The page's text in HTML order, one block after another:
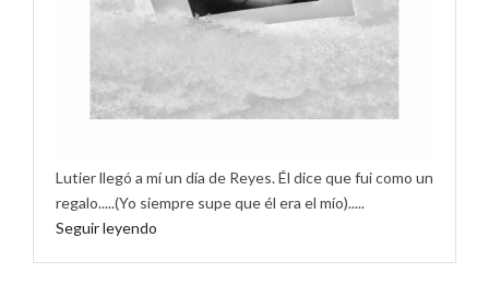
Lutier llegó a mí un día de Reyes. Él dice que fui como un
regalo.....(Yo siempre supe que él era el mío).....
Seguir leyendo